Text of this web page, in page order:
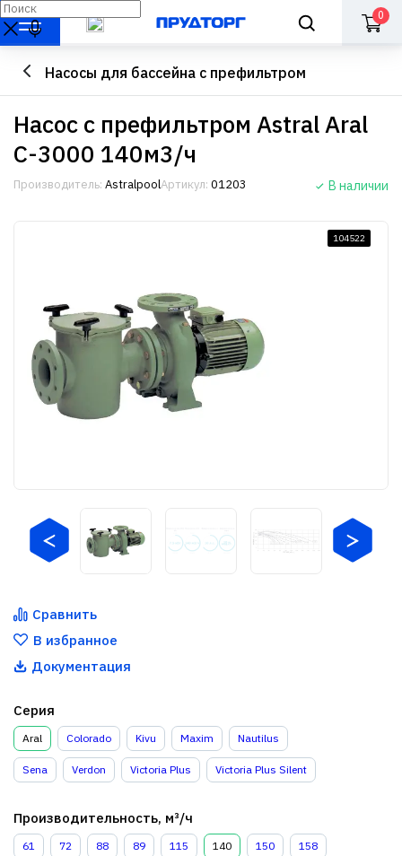
0
Насосы для бассейна с префильтром
Насос с префильтром Astral Aral
C-3000 140м3/ч
Производитель: AstralpoolАртикул: 01203 В наличии
104522
Сравнить
В избранное
Документация
Серия
Aral Colorado Kivu Maxim Nautilus
Sena Verdon Victoria Plus Victoria Plus Silent
Производительность, м³/ч
61 72 88 89 115 140 150 158